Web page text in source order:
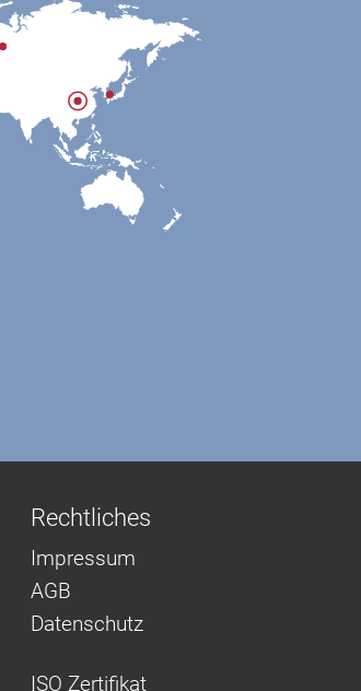
Rechtliches
Impressum
AGB
Datenschutz
ISO Zertifikat